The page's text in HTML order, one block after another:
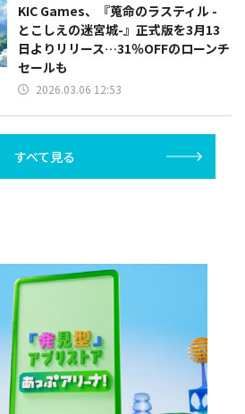
KIC Games、『蒐命のラスティル -
とこしえの迷宮城-』正式版を3月13
日よりリリース…31％OFFのローンチ
セールも
2026.03.06 12:53
すべて見る